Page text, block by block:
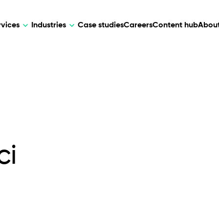
Industries Case studiesCareersContent hub